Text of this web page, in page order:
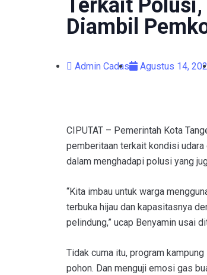
Terkait
Diambil
Admin Cadas Agustus 14,
CIPUTAT – Pemerintah Kota
pemberitaan terkait kondisi
dalam menghadapi polusi yang
“Kita imbau untuk warga
terbuka hijau dan kapasitasnya
pelindung,” ucap Benyamin usai
Tidak cuma itu, program
pohon. Dan menguji emosi gas